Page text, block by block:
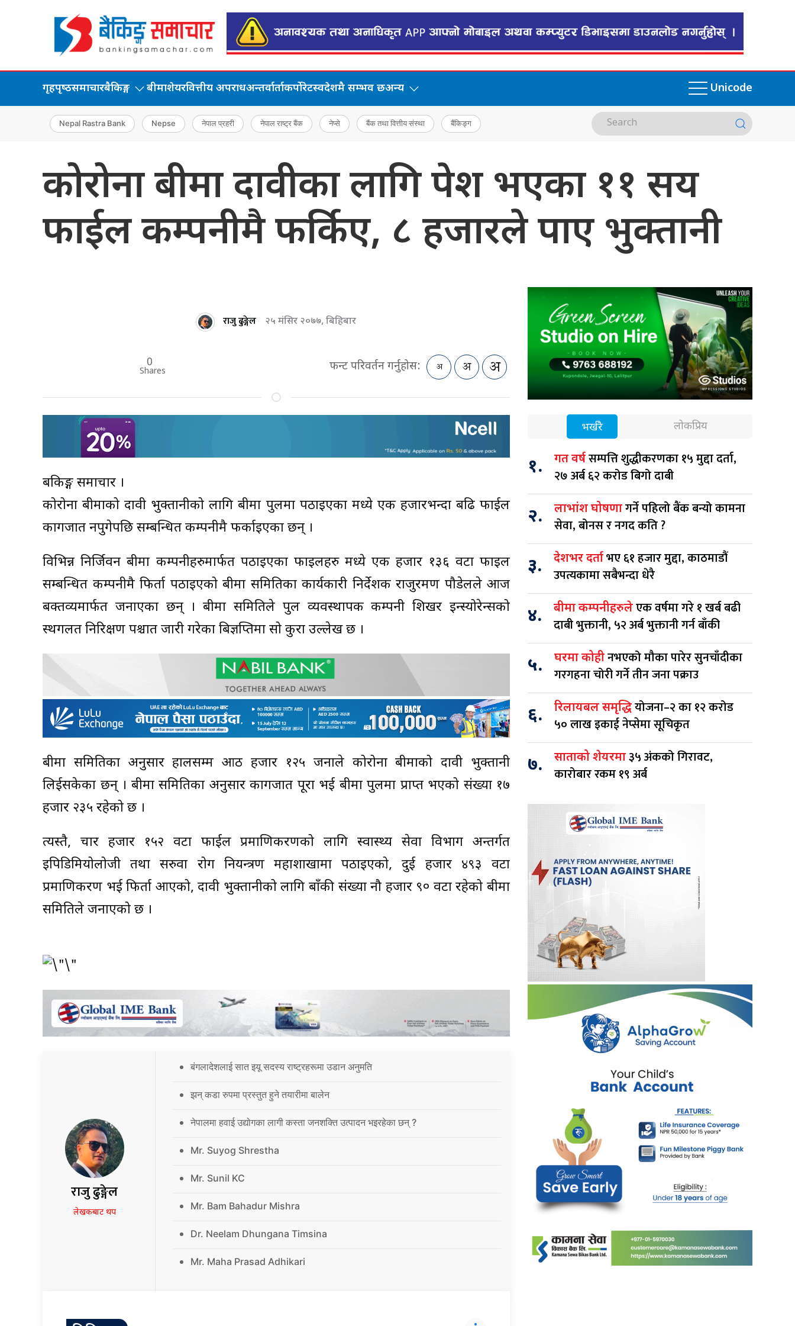
गृहपृष्‍ठसमाचारबैकिङ्ग बीमाशेयरवित्तीय अपराधअन्तर्वार्ताकर्पोरेटस्वदेशमै सम्भव छअन्य Unicode
Nepal Rastra Bank Nepse नेपाल प्रहरी नेपाल राष्ट्र बैंक नेप्से बैंक तथा वित्तीय संस्था बैंकिङ्ग
कोरोना बीमा दावीका लागि पेश भएका ११ सय
फाईल कम्पनीमै फर्किए, ८ हजारले पाए भुक्तानी
राजु ढुङ्गेल २५ मंसिर २०७७, बिहिबार
0
Shares फन्ट परिवर्तन गर्नुहोस:
बैंकिङ्ग समाचार ।
कोरोना बीमाको दावी भुक्तानीको लागि बीमा पुलमा पठाइएका मध्ये एक हजारभन्दा बढि फाईल
कागजात नपुगेपछि सम्बन्धित कम्पनीमै फर्काइएका छन् ।
विभिन्न निर्जिवन बीमा कम्पनीहरुमार्फत पठाइएका फाइलहरु मध्ये एक हजार १३६ वटा फाइल
सम्बन्धित कम्पनीमै फिर्ता पठाइएको बीमा समितिका कार्यकारी निर्देशक राजुरमण पौडेलले आज
बक्तव्यमार्फत जनाएका छन् । बीमा समितिले पुल व्यवस्थापक कम्पनी शिखर इन्स्योरेन्सको
स्थगलत निरिक्षण पश्चात जारी गरेका बिज्ञप्तिमा सो कुरा उल्लेख छ ।
बीमा समितिका अनुसार हालसम्म आठ हजार १२५ जनाले कोरोना बीमाको दावी भुक्तानी
लिईसकेका छन् । बीमा समितिका अनुसार कागजात पूरा भई बीमा पुलमा प्राप्त भएको संख्या १७
हजार २३५ रहेको छ ।
त्यस्तै, चार हजार १५२ वटा फाईल प्रमाणिकरणको लागि स्वास्थ्य सेवा विभाग अन्तर्गत
इपिडिमियोलोजी तथा सरुवा रोग नियन्त्रण महाशाखामा पठाइएको, दुई हजार ४९३ वटा
प्रमाणिकरण भई फिर्ता आएको, दावी भुक्तानीको लागि बाँकी संख्या नौ हजार ९० वटा रहेको बीमा
समितिले जनाएको छ ।
राजु ढुङ्गेल
लेखकबाट थप
बंगलादेशलाई सात इयू सदस्य राष्ट्रहरूमा उडान अनुमति
झन् कडा रुपमा प्रस्तुत हुने तयारीमा बालेन
नेपालमा हवाई उद्योगका लागी कस्ता जनशक्ति उत्पादन भइरहेका छन् ?
Mr. Suyog Shrestha
Mr. Sunil KC
Mr. Bam Bahadur Mishra
Dr. Neelam Dhungana Timsina
Mr. Maha Prasad Adhikari
भर्खरै लोकप्रिय
१. गत वर्षसम्पत्ति शुद्धीकरणका १५ मुद्दा दर्ता,
२७ अर्ब ६२ करोड बिगो दाबी
२. लाभांश घोषणागर्ने पहिलो बैंक बन्यो कामना
सेवा, बोनस र नगद कति ?
३. देशभर दर्ताभए ६१ हजार मुद्दा, काठमाडौं
उपत्यकामा सबैभन्दा धेरै
४. बीमा कम्पनीहरुलेएक वर्षमा गरे १ खर्ब बढी
दाबी भुक्तानी, ५२ अर्ब भुक्तानी गर्न बाँकी
५. घरमा कोहीनभएको मौका पारेर सुनचाँदीका
गरगहना चोरी गर्ने तीन जना पक्राउ
६. रिलायबल समृद्धियोजना–२ का १२ करोड
५० लाख इकाई नेप्सेमा सूचिकृत
७. साताको शेयरमा३५ अंकको गिरावट,
कारोबार रकम १९ अर्ब